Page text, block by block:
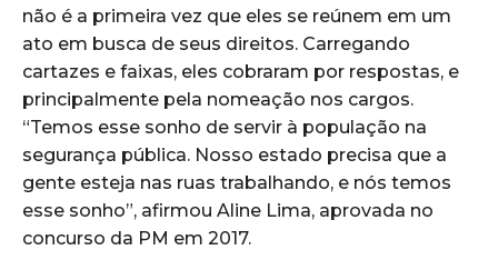
não é a primeira vez que eles se reúnem em um
ato em busca de seus direitos. Carregando
cartazes e faixas, eles cobraram por respostas, e
principalmente pela nomeação nos cargos.
“Temos esse sonho de servir à população na
segurança pública. Nosso estado precisa que a
gente esteja nas ruas trabalhando, e nós temos
esse sonho”, afirmou Aline Lima, aprovada no
concurso da PM em 2017.